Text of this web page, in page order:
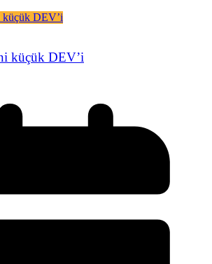
küçük DEV’i